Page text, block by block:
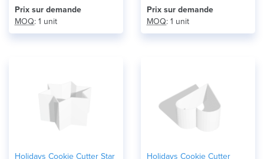
Prix ​​sur demande
MOQ: 1 unit
Prix ​​sur demande
MOQ: 1 unit
Holidays Cookie Cutter Star
Holidays Cookie Cutter